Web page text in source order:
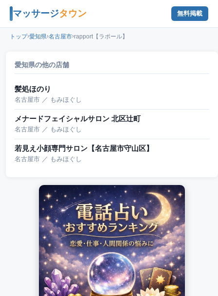
マッサージタウン 無料掲載
トップ›愛知県›名古屋市›rapport【ラポール】
愛知県の他の店舗
髪処ほのり
名古屋市 ／ もみほぐし
メナードフェイシャルサロン 北区辻町
名古屋市 ／ もみほぐし
若見え小顔専門サロン【名古屋市守山区】
名古屋市 ／ もみほぐし